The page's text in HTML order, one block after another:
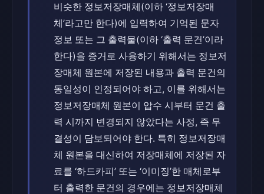
비슷한 정보저장매체(이하 ‘정보저장매
체’라고만 한다)에 입력하여 기억된 문자
정보 또는 그 출력물(이하 ‘출력 문건’이라
한다)을 증거로 사용하기 위해서는 정보저
장매체 원본에 저장된 내용과 출력 문건의
동일성이 인정되어야 하고, 이를 위해서는
정보저장매체 원본이 압수 시부터 문건 출
력 시까지 변경되지 않았다는 사정, 즉 무
결성이 담보되어야 한다. 특히 정보저장매
체 원본을 대신하여 저장매체에 저장된 자
료를 ‘하드카피’ 또는 ‘이미징’한 매체로부
터 출력한 문건의 경우에는 정보저장매체